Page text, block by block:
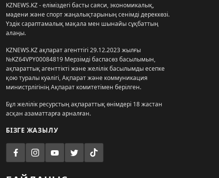
KZNEWS.KZ - еліміздегі басты саяси, экономикалық,
мәдени және спорт жаңалықтарының сенімді дереккөзі.
Үздік сараптамалық мақала мен шынайы сұқбаттың
алаңы.
KZNEWS.KZ ақпарат агенттігі 29.12.2023 жылғы
№KZ64VPY00084819 Мерзімді баспасөз басылымын,
ақпараттық агенттікті және желілік басылымды есепке
қою туралы куәлігі, Ақпарат және коммуникация
министрлігінің Ақпарат комитетімен берілген.
Бұл желілік ресурстың ақпараттық өнімдері 18 жастан
асқан азаматтарға арналған.
БІЗГЕ ЖАЗЫЛУ